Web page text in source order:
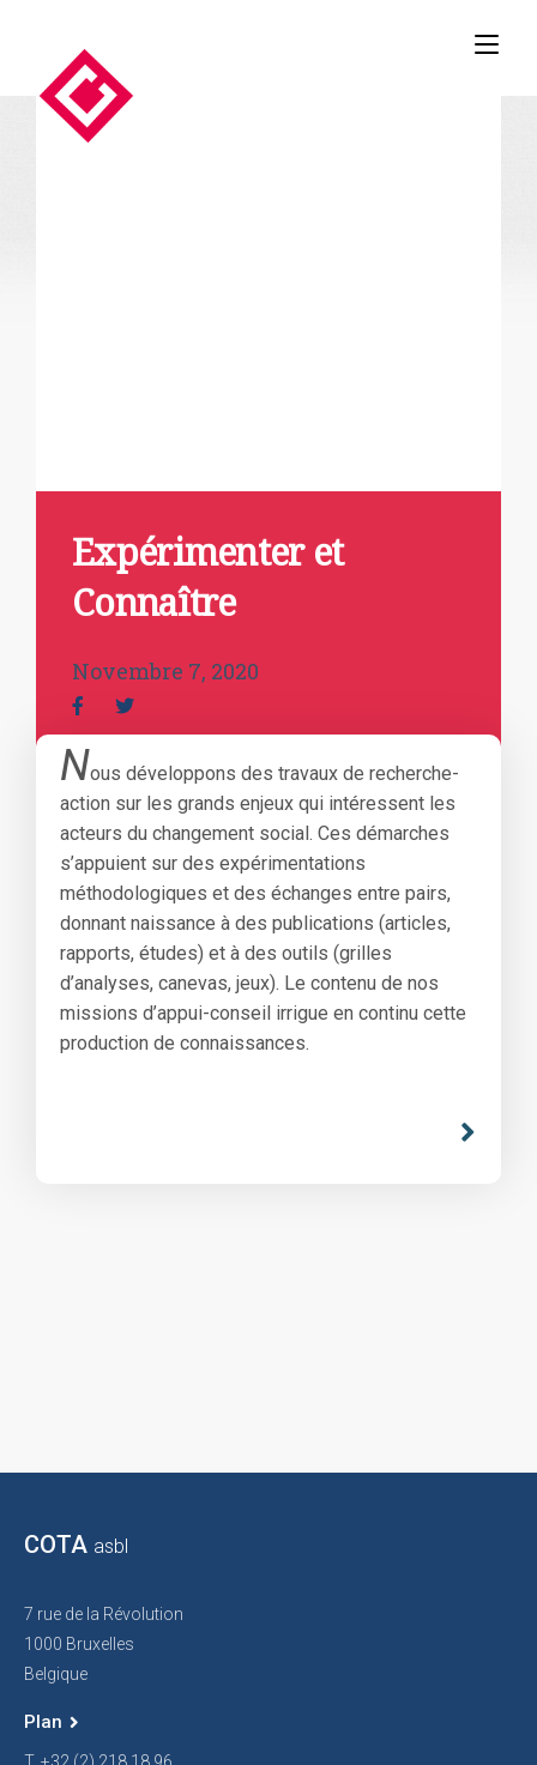
Expérimenter et
Connaître
Novembre 7, 2020
Nous développons des travaux de recherche-
action sur les grands enjeux qui intéressent les
acteurs du changement social. Ces démarches
s’appuient sur des expérimentations
méthodologiques et des échanges entre pairs,
donnant naissance à des publications (articles,
rapports, études) et à des outils (grilles
d’analyses, canevas, jeux). Le contenu de nos
missions d’appui-conseil irrigue en continu cette
production de connaissances.
COTA asbl
7 rue de la Révolution
1000 Bruxelles
Belgique
Plan